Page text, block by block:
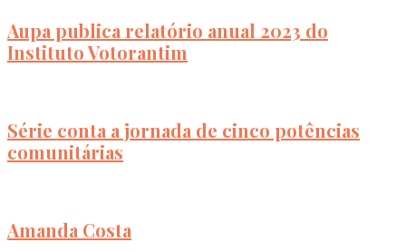
Aupa publica relatório anual 2023 do
Instituto Votorantim
Série conta a jornada de cinco potências
comunitárias
Amanda Costa